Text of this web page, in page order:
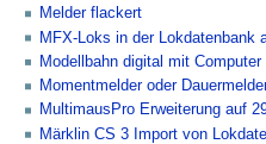
Melder flackert
MFX-Loks in der Lokdatenbank
Modellbahn digital mit Computer
Momentmelder oder
MultimausPro Erweiterung auf
Märklin CS 3 Import von